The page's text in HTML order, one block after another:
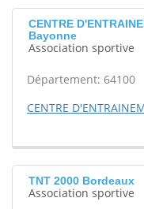
CENTRE
Bayonne
Association sportive
Département: 64100
CENTRE
TNT 2000 Bordeaux
Association sportive